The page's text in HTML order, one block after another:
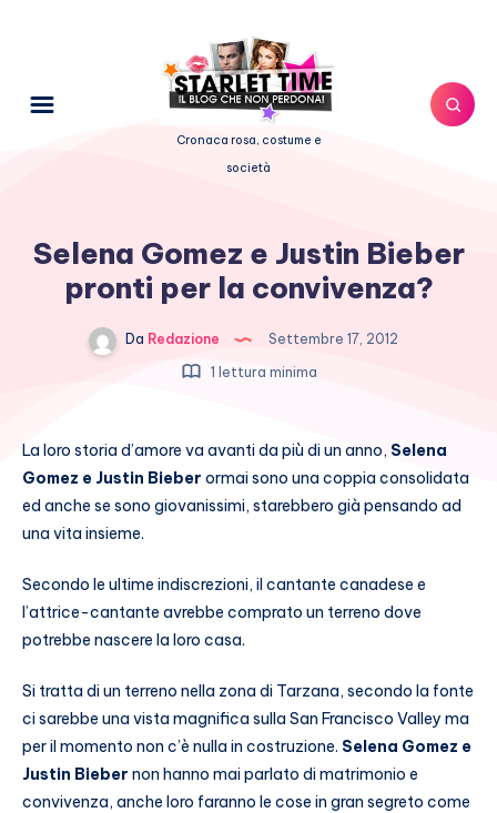
Cronaca rosa, costume e
società
Selena Gomez e Justin Bieber
pronti per la convivenza?
Da Redazione
Settembre 17, 2012
1 lettura minima
La loro storia d’amore va avanti da più di un anno, Selena
Gomez e Justin Bieber ormai sono una coppia consolidata
ed anche se sono giovanissimi, starebbero già pensando ad
una vita insieme.
Secondo le ultime indiscrezioni, il cantante canadese e
l’attrice-cantante avrebbe comprato un terreno dove
potrebbe nascere la loro casa.
Si tratta di un terreno nella zona di Tarzana, secondo la fonte
ci sarebbe una vista magnifica sulla San Francisco Valley ma
per il momento non c’è nulla in costruzione. Selena Gomez e
Justin Bieber non hanno mai parlato di matrimonio e
convivenza, anche loro faranno le cose in gran segreto come